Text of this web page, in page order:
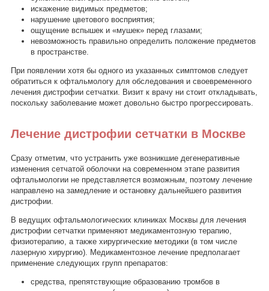
искажение видимых предметов;
нарушение цветового восприятия;
ощущение вспышек и «мушек» перед глазами;
невозможность правильно определить положение предметов
в пространстве.
При появлении хотя бы одного из указанных симптомов следует
обратиться к офтальмологу для обследования и своевременного
лечения дистрофии сетчатки. Визит к врачу ни стоит откладывать,
поскольку заболевание может довольно быстро прогрессировать.
Лечение дистрофии сетчатки в Москве
Сразу отметим, что устранить уже возникшие дегенеративные
изменения сетчатой оболочки на современном этапе развития
офтальмологии не представляется возможным, поэтому лечение
направлено на замедление и остановку дальнейшего развития
дистрофии.
В ведущих офтальмологических клиниках Москвы для лечения
дистрофии сетчатки применяют медикаментозную терапию,
физиотерапию, а также хирургические методики (в том числе
лазерную хирургию). Медикаментозное лечение предполагает
применение следующих групп препаратов:
средства, препятствующие образованию тромбов в